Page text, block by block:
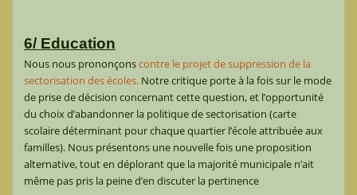
6/ Education
Nous nous prononçonscontre le projet de suppression de la
sectorisation des écoles. Notre critique porte à la fois sur le mode
de prise de décision concernant cette question, et l’opportunité
du choix d’abandonner la politique de sectorisation (carte
scolaire déterminant pour chaque quartier l’école attribuée aux
familles). Nous présentons une nouvelle fois une proposition
alternative, tout en déplorant que la majorité municipale n’ait
même pas pris la peine d’en discuter la pertinence